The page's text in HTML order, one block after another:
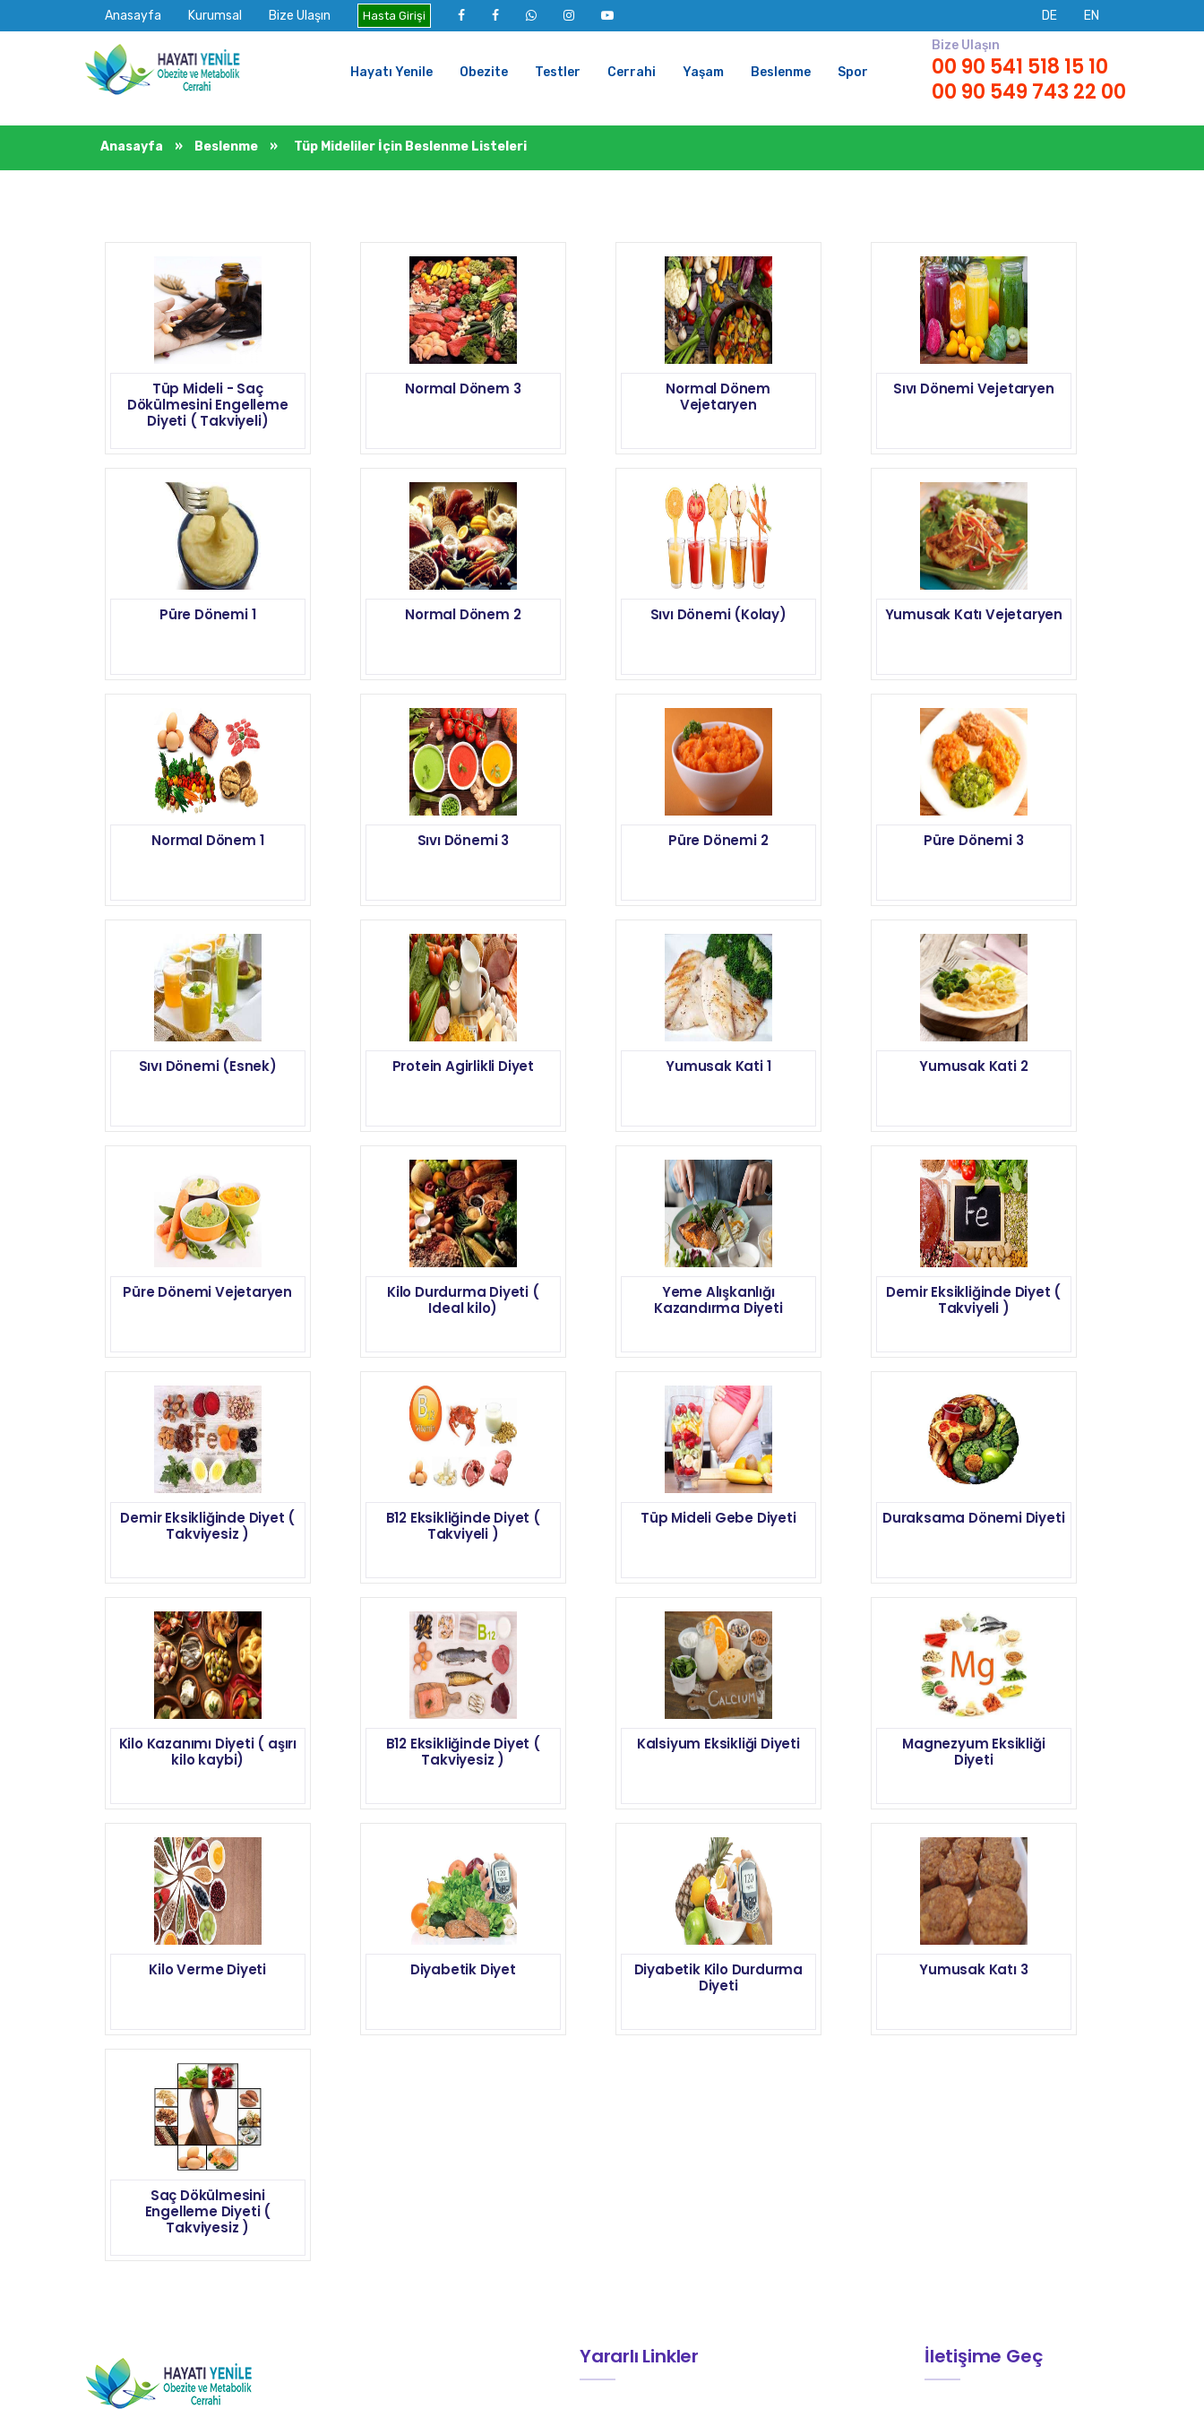
Anasayfa Kurumsal Bize Ulaşın Hasta Girişi DE
EN
Bize Ulaşın
00 90 541 518 15 10
00 90 549 743 22 00
Hayatı Yenile Obezite Testler Cerrahi Yaşam Beslenme Spor
Anasayfa » Beslenme » Tüp Mideliler İçin Beslenme Listeleri
Tüp Mideli - Saç
Dökülmesini Engelleme
Diyeti ( Takviyeli)
Normal Dönem 3
Normal Dönem
Vejetaryen
Sıvı Dönemi Vejetaryen
Püre Dönemi 1 Normal Dönem 2 Sıvı Dönemi (Kolay) Yumusak Katı Vejetaryen
Normal Dönem 1 Sıvı Dönemi 3 Püre Dönemi 2 Püre Dönemi 3
Sıvı Dönemi (Esnek) Protein Agirlikli Diyet Yumusak Kati 1 Yumusak Kati 2
Püre Dönemi Vejetaryen
Kilo Durdurma Diyeti (
Ideal kilo)
Yeme Alışkanlığı
Kazandırma Diyeti
Demir Eksikliğinde Diyet (
Takviyeli )
Demir Eksikliğinde Diyet (
Takviyesiz )
B12 Eksikliğinde Diyet (
Takviyeli )
Tüp Mideli Gebe Diyeti Duraksama Dönemi Diyeti
Kilo Kazanımı Diyeti ( aşırı
kilo kaybi)
B12 Eksikliğinde Diyet (
Takviyesiz )
Kalsiyum Eksikliği Diyeti
Magnezyum Eksikliği
Diyeti
Kilo Verme Diyeti Diyabetik Diyet
Diyabetik Kilo Durdurma
Diyeti
Yumusak Katı 3
Saç Dökülmesini
Engelleme Diyeti (
Takviyesiz )
Yararlı Linkler İletişime Geç